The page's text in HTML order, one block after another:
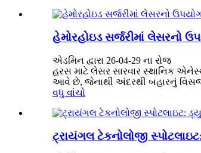
હેમોરહોઇડ સર્જરીમાં લેસરનો
એડમિન દ્વારા 26-04-29 ના રોજ
હરસ માટે લેસર સારવાર સ્થાનિક
આવે છે, જેનાથી અંદરથી બહારનું
વધુ વાંચો
ટ્રાયંગલ ટેકનોલોજી